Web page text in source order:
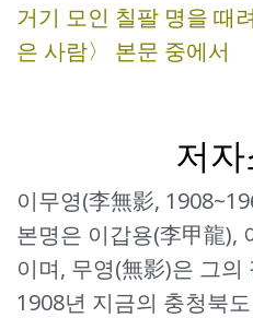
거기 모인 칠팔 명을 때
은 사람〉 본문 중에서
저
이무영(李無影,
본명은 이갑용(李甲龍),
이며, 무영(無影)은 그의
1908년 지금의 충청북